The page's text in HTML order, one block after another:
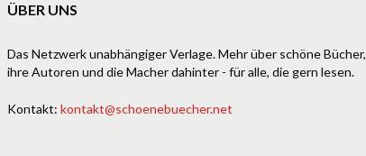
ÜBER UNS
Das Netzwerk unabhängiger Verlage. Mehr über schöne Bücher,
ihre Autoren und die Macher dahinter - für alle, die gern lesen.
Kontakt: kontakt@schoenebuecher.net